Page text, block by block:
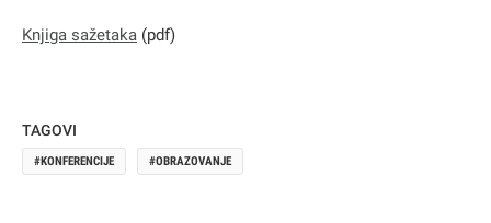
Knjiga sažetaka (pdf)
TAGOVI
KONFERENCIJE OBRAZOVANJE